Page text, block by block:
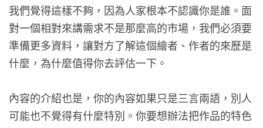
我們覺得這樣不夠，因為人家根本不認識你是誰。面
對一個相對來講需求不是那麼高的市場，我們必須要
準備更多資料，讓對方了解這個繪者、作者的來歷是
什麼，為什麼值得你去評估一下。
內容的介紹也是，你的內容如果只是三言兩語，別人
可能也不覺得有什麼特別。你要想辦法把作品的特色